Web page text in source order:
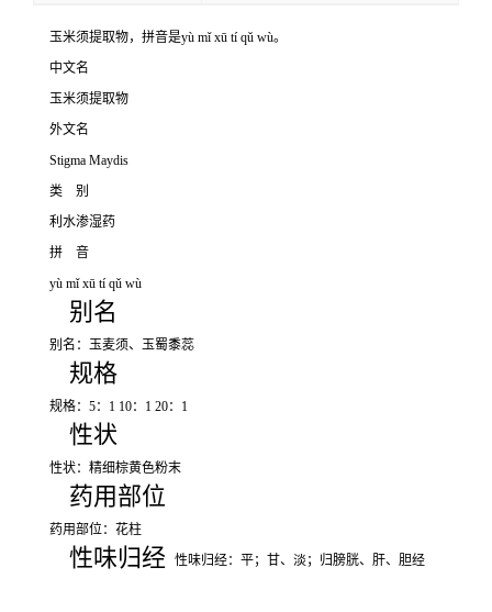
玉米须提取物，拼音是yù mǐ xū tí qǔ wù。
中文名
玉米须提取物
外文名
Stigma Maydis
类 别
利水渗湿药
拼 音
yù mǐ xū tí qǔ wù
别名
别名：玉麦须、玉蜀黍蕊
规格
规格：5：1 10：1 20：1
性状
性状：精细棕黄色粉末
药用部位
药用部位：花柱
性味归经 性味归经：平；甘、淡；归膀胱、肝、胆经